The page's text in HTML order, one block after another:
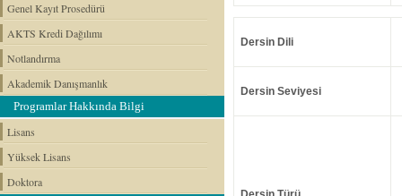
Genel Kayıt Prosedürü
AKTS Kredi Dağılımı
Notlandırma
Akademik Danışmanlık
Programlar Hakkında Bilgi
Lisans
Yüksek Lisans
Doktora
Dersin Dili
Dersin Seviyesi